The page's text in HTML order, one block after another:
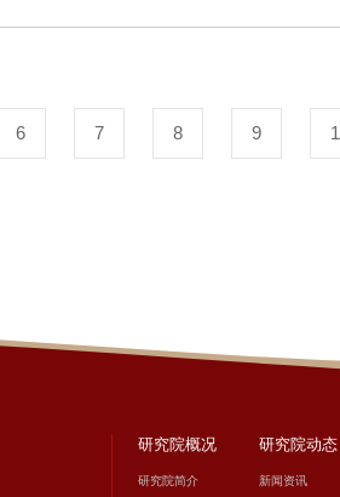
6 7 8 9
研究院概况
研究院简介
研究院动态
新闻资讯